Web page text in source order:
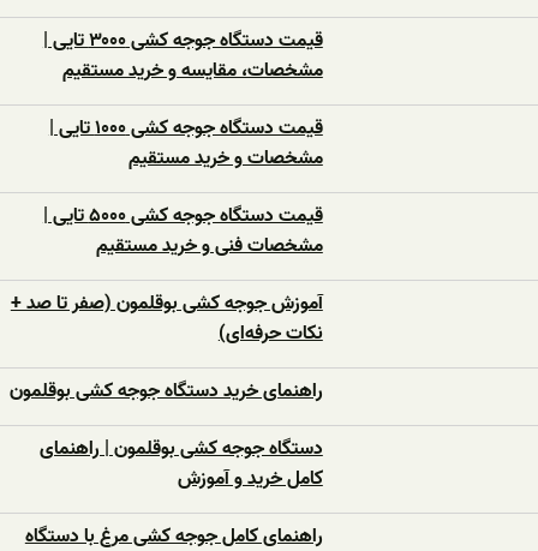
قیمت دستگاه جوجه کشی ۳۰۰۰ تایی |
مشخصات، مقایسه و خرید مستقیم
قیمت دستگاه جوجه کشی ۱۰۰۰ تایی |
مشخصات و خرید مستقیم
قیمت دستگاه جوجه کشی ۵۰۰۰ تایی |
مشخصات فنی و خرید مستقیم
آموزش جوجه کشی بوقلمون (صفر تا صد +
نکات حرفه‌ای)
راهنمای خرید دستگاه جوجه کشی بوقلمون
دستگاه جوجه کشی بوقلمون | راهنمای
کامل خرید و آموزش
راهنمای کامل جوجه کشی مرغ با دستگاه